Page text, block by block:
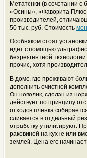
Метатенки (в сочетании с
«Осины», «Фаворита
производителей,
50 тыс. руб. Стоимость
Особняком стоят
идет с помощью
безреагентной
прочие, хотя
В доме, где проживают
дополнить очистной
Он невелик, сделан из
действует по принципу
отходов пленка
сливается в отдельный
отработку утилизируют.
раковиной на кухне или
землей. Цена его